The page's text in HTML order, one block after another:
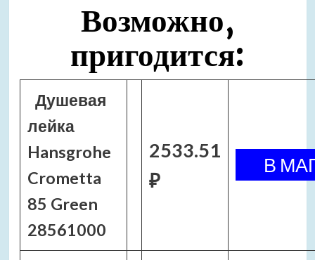
Возможно,
пригодится:
Душевая
лейка
Hansgrohe
Crometta
85 Green
28561000
2533.51
₽